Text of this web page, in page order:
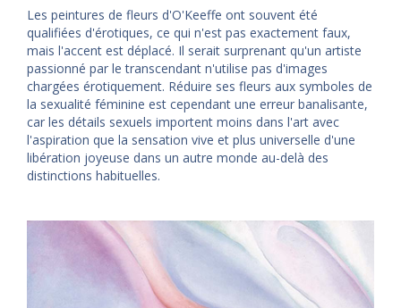
Les peintures de fleurs d'O'Keeffe ont souvent été
qualifiées d'érotiques, ce qui n'est pas exactement faux,
mais l'accent est déplacé. Il serait surprenant qu'un artiste
passionné par le transcendant n'utilise pas d'images
chargées érotiquement. Réduire ses fleurs aux symboles de
la sexualité féminine est cependant une erreur banalisante,
car les détails sexuels importent moins dans l'art avec
l'aspiration que la sensation vive et plus universelle d'une
libération joyeuse dans un autre monde au-delà des
distinctions habituelles.